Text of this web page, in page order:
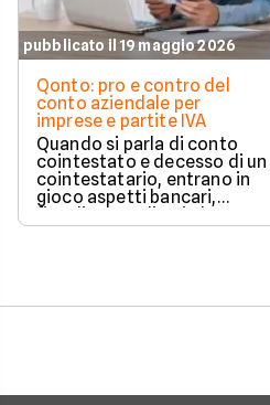
pubblicato il 19 maggio 2026
Qonto: pro e contro del
conto aziendale per
imprese e partite IVA
Quando si parla di conto
cointestato e decesso di un
cointestatario, entrano in
gioco aspetti bancari,
spesso generano